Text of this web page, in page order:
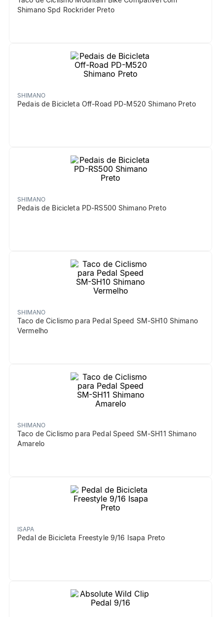
Shimano Spd Rockrider Preto
SHIMANO
Pedais de Bicicleta Off-Road PD-M520 Shimano Preto
SHIMANO
Pedais de Bicicleta PD-RS500 Shimano Preto
SHIMANO
Taco de Ciclismo para Pedal Speed SM-SH10 Shimano
Vermelho
SHIMANO
Taco de Ciclismo para Pedal Speed SM-SH11 Shimano
Amarelo
ISAPA
Pedal de Bicicleta Freestyle 9/16 Isapa Preto